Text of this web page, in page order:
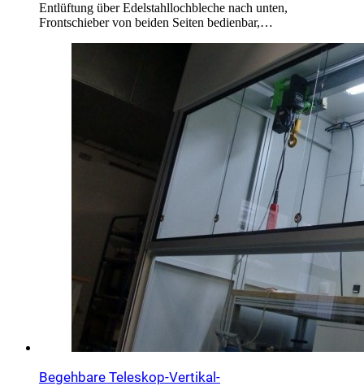
Entlüftung über Edelstahllochbleche nach unten,
Frontschieber von beiden Seiten bedienbar,…
Begehbare Teleskop-Vertikal-